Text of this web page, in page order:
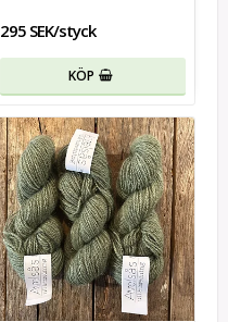
295 SEK/styck
KÖP